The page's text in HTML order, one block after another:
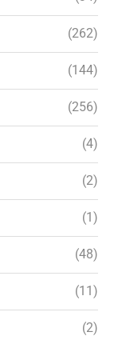
(262)
(144)
(256)
(4)
(2)
(1)
(48)
(11)
(2)